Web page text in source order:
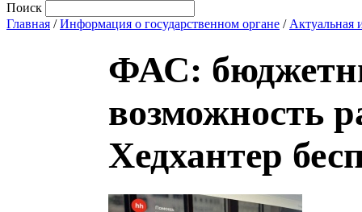
Поиск
Главная /Информация о государственном органе / Актуальная
ФАС:
возможность
Хедхантер